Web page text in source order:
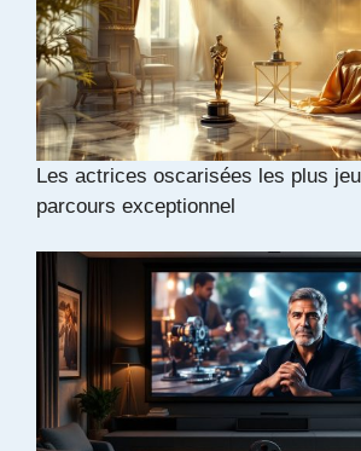
Les actrices oscarisées les plus
parcours exceptionnel